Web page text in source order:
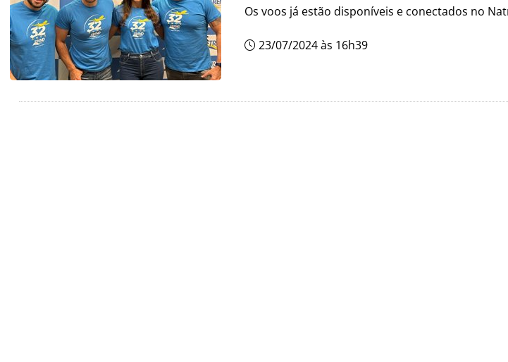
Os voos já estão disponíveis e conectados no
23/07/2024 às 16h39